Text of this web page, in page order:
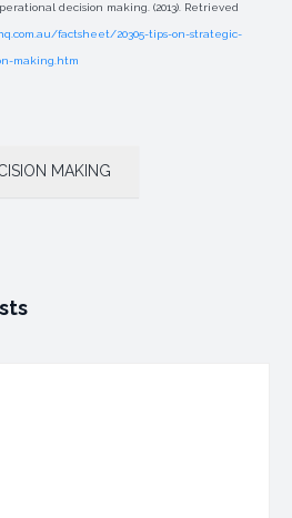
decision making. (2013). Retrieved
factsheet/20305-tips-on-strategic-
making.htm
MAKING